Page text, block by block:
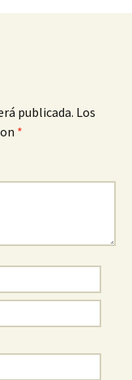
publicada. Los
*